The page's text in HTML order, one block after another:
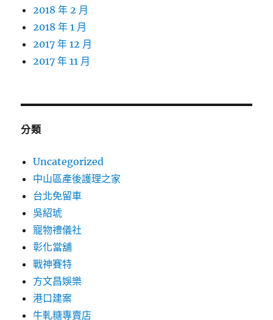
2018 年 2 月
2018 年 1 月
2017 年 12 月
2017 年 11 月
分類
Uncategorized
中山區產後護理之家
台北免留車
吳紹琥
寵物禮儀社
彰化當舖
戰神賽特
方文昌娛樂
港口建案
牛軋糖專賣店